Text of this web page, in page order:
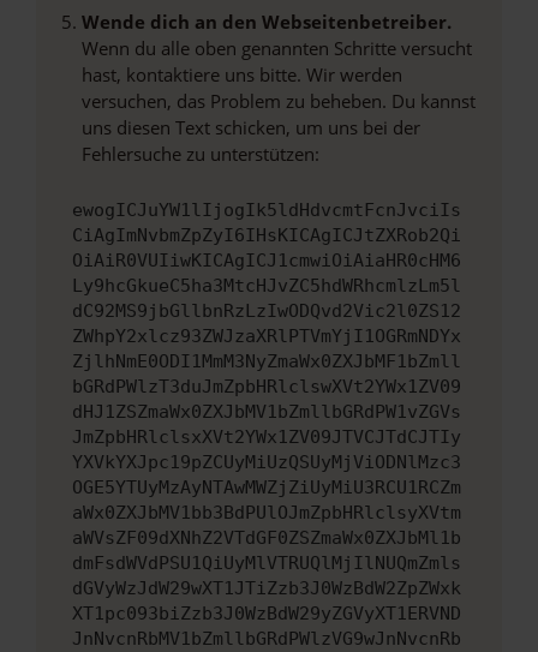
Wende dich an den Webseitenbetreiber.
Wenn du alle oben genannten Schritte versucht
hast, kontaktiere uns bitte. Wir werden
versuchen, das Problem zu beheben. Du kannst
uns diesen Text schicken, um uns bei der
Fehlersuche zu unterstützen:
ewogICJuYW1lIjogIk5ldHdvcmtFcnJvciIs
CiAgImNvbmZpZyI6IHsKICAgICJtZXRob2Qi
OiAiR0VUIiwKICAgICJ1cmwiOiAiaHR0cHM6
Ly9hcGkueC5ha3MtcHJvZC5hdWRhcmlzLm5l
dC92MS9jbGllbnRzLzIwODQvd2Vic2l0ZS12
ZWhpY2xlcz93ZWJzaXRlPTVmYjI1OGRmNDYx
ZjlhNmE0ODI1MmM3NyZmaWx0ZXJbMF1bZmll
bGRdPWlzT3duJmZpbHRlclswXVt2YWx1ZV09
dHJ1ZSZmaWx0ZXJbMV1bZmllbGRdPW1vZGVs
JmZpbHRlclsxXVt2YWx1ZV09JTVCJTdCJTIy
YXVkYXJpc19pZCUyMiUzQSUyMjViODNlMzc3
OGE5YTUyMzAyNTAwMWZjZiUyMiU3RCU1RCZm
aWx0ZXJbMV1bb3BdPUlOJmZpbHRlclsyXVtm
aWVsZF09dXNhZ2VTdGF0ZSZmaWx0ZXJbMl1b
dmFsdWVdPSU1QiUyMlVTRUQlMjIlNUQmZmls
dGVyWzJdW29wXT1JTiZzb3J0WzBdW2ZpZWxk
XT1pc093biZzb3J0WzBdW29yZGVyXT1ERVND
JnNvcnRbMV1bZmllbGRdPWlzVG9wJnNvcnRb